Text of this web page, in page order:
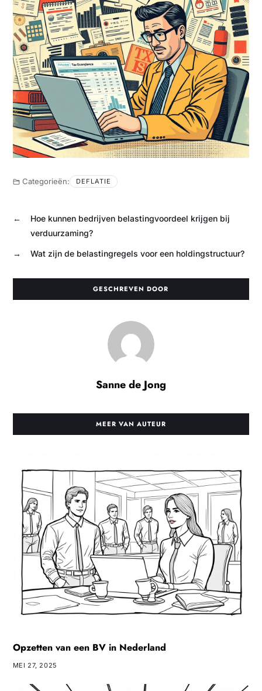
Categorieën: DEFLATIE
←
Hoe kunnen bedrijven belastingvoordeel krijgen bij
verduurzaming?
→ Wat zijn de belastingregels voor een holdingstructuur?
GESCHREVEN DOOR
Sanne de Jong
MEER VAN AUTEUR
Opzetten van een BV in Nederland
MEI 27, 2025